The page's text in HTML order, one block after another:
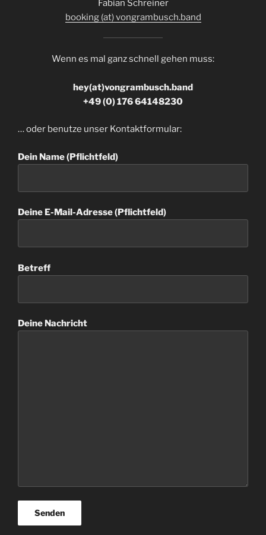
Fabian Schreiner
booking (at) vongrambusch.band
Wenn es mal ganz schnell gehen muss:
hey(at)vongrambusch.band
+49 (0) 176 64148230
… oder benutze unser Kontaktformular:
Dein Name (Pflichtfeld)
Deine E-Mail-Adresse (Pflichtfeld)
Betreff
Deine Nachricht